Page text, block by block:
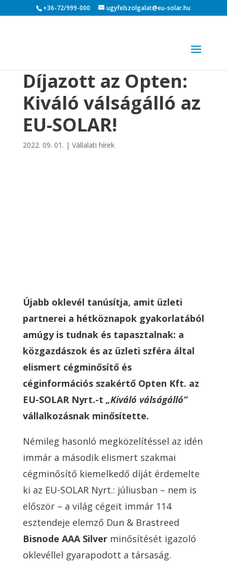
+36-72/999-000 ugyfelszolgalat@eu-solar.hu
Díjazott az Opten:
Kiváló válságálló az
EU-SOLAR!
2022. 09. 01. | Vállalati hírek
Újabb oklevél tanúsítja, amit üzleti
partnerei a hétköznapok gyakorlatából
amúgy is tudnak és tapasztalnak: a
közgazdászok és az üzleti szféra által
elismert cégminősítő és
céginformációs szakértő Opten Kft. az
EU-SOLAR Nyrt.-t „Kiváló válságálló”
vállalkozásnak minősítette.
Némileg hasonló megközelítéssel az idén
immár a második elismert szakmai
cégminősítő kiemelkedő díját érdemelte
ki az EU-SOLAR Nyrt.: júliusban – nem is
először – a világ cégeit immár 114
esztendeje elemző Dun & Brastreed
Bisnode AAA Silverminősítését igazoló
oklevéllel gyarapodott a társaság.